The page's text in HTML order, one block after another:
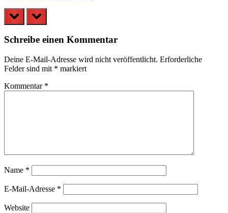
prev next
Schreibe einen Kommentar
Deine E-Mail-Adresse wird nicht veröffentlicht. Erforderliche
Felder sind mit * markiert
Kommentar *
Name *
E-Mail-Adresse *
Website